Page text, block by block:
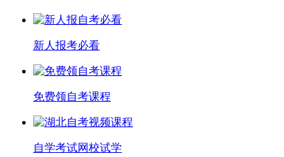
新人报考必看
免费领自考课程
自学考试网校试学